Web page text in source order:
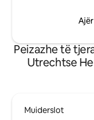
Peizazhe të
Utrechtse
Muiderslot